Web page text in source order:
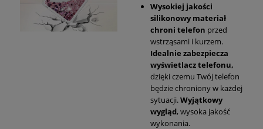
Wysokiej jakości
silikonowy materiał
chroni telefon przed
wstrząsami i kurzem.
Idealnie zabezpiecza
wyświetlacz telefonu,
dzięki czemu Twój telefon
będzie chroniony w każdej
sytuacji.Wyjątkowy
wygląd, wysoka jakość
wykonania.